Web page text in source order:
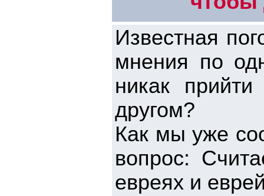
Известная
мнения по
никак
другом?
Как мы уже
вопрос:
евреях и